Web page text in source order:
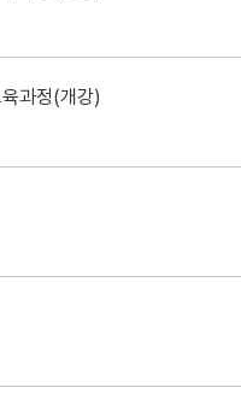
과정(개강)